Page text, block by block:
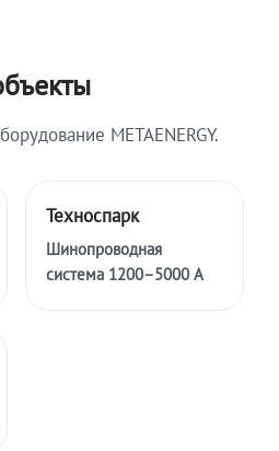
METAENERGY.
Техноспарк
Шинопроводная
система 1200–5000 А